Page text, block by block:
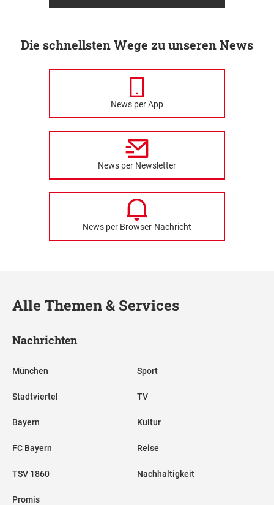
Die schnellsten Wege zu unseren News
News per App
News per Newsletter
News per Browser-Nachricht
Alle Themen & Services
Nachrichten
München
Stadtviertel
Bayern
FC Bayern
TSV 1860
Promis
Sport
TV
Kultur
Reise
Nachhaltigkeit